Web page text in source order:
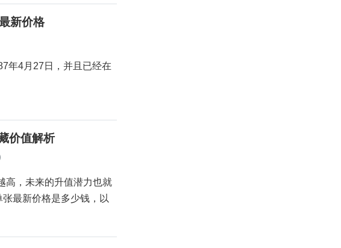
新价格
年4月27日，并且已经在
价值解析
高，未来的升值潜力也就
最新价格是多少钱，以